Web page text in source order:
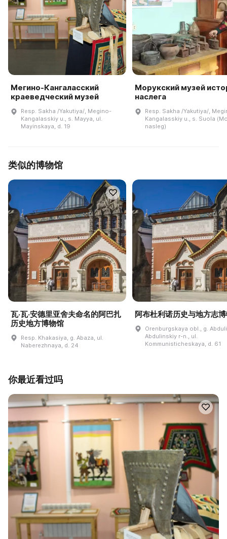
Мегино-Кангаласский
краеведческий музей
Resp. Sakha /Yakutiya/, Megino-
Kangalasskiy u., s. Mayya, ul.
Mayinskaya, d. 19
Морукский музей
наслега
Resp. Sakha /Yakutiya/,
Kangalasskiy u., s. Suola
nasleg)
类似的博物馆
瓦·瓦·安德里亚舍夫命名的阿巴扎
历史地方博物馆
Resp. Khakasiya, g. Abaza, ul.
Naberezhnaya, d. 24
阿布杜利诺历史与地方志
Orenburgskaya obl., g.
Abdulinskiy r-n., ul.
Kommunisticheskaya, d. 61
你最近看过吗